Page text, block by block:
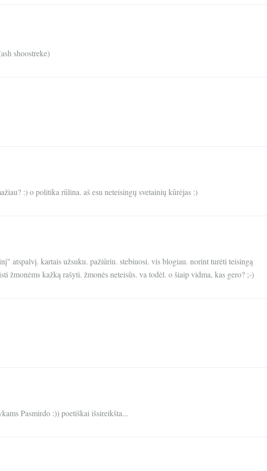
shoostreke)
:) o politika rūlina. aš esu neteisingų svetainių kūrėjas :)
atspalvį. kartais užsuku. pažiūriu. stebiuosi. vis blogiau. norint turėti teisingą
žmonėms kažką rašyti. žmonės neteisūs. va todėl. o šiaip vidma, kas gero? ;-)
Pasmirdo :)) poetiškai išsireikšta...